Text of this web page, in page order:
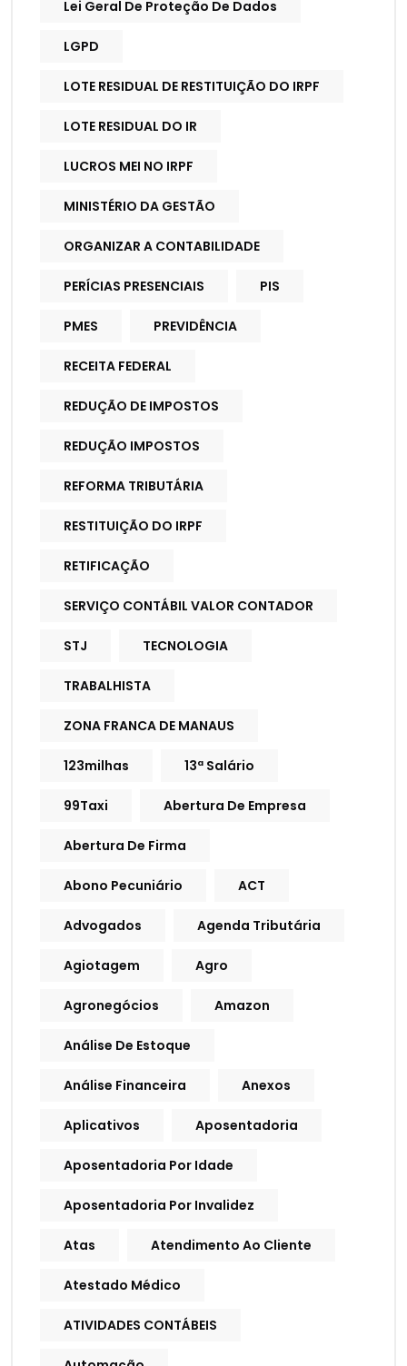
Lei Geral De Proteção De Dados
LGPD
LOTE RESIDUAL DE RESTITUIÇÃO DO IRPF
LOTE RESIDUAL DO IR
LUCROS MEI NO IRPF
MINISTÉRIO DA GESTÃO
ORGANIZAR A CONTABILIDADE
PERÍCIAS PRESENCIAIS PIS
PMES PREVIDÊNCIA
RECEITA FEDERAL
REDUÇÃO DE IMPOSTOS
REDUÇÃO IMPOSTOS
REFORMA TRIBUTÁRIA
RESTITUIÇÃO DO IRPF
RETIFICAÇÃO
SERVIÇO CONTÁBIL VALOR CONTADOR
STJ TECNOLOGIA
TRABALHISTA
ZONA FRANCA DE MANAUS
123milhas 13ª Salário
99Taxi Abertura De Empresa
Abertura De Firma
Abono Pecuniário ACT
Advogados Agenda Tributária
Agiotagem Agro
Agronegócios Amazon
Análise De Estoque
Análise Financeira Anexos
Aplicativos Aposentadoria
Aposentadoria Por Idade
Aposentadoria Por Invalidez
Atas Atendimento Ao Cliente
Atestado Médico
ATIVIDADES CONTÁBEIS